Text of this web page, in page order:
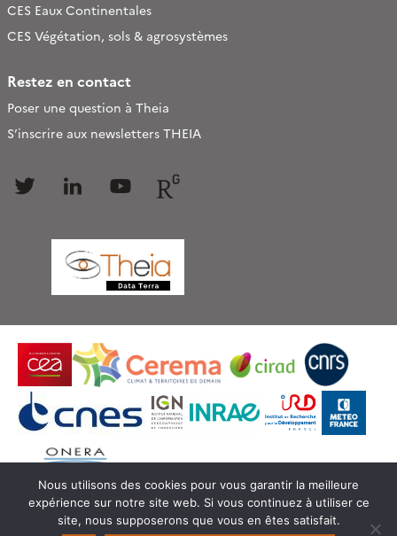
CES Eaux Continentales
CES Végétation, sols & agrosystèmes
Restez en contact
Poser une question à Theia
S’inscrire aux newsletters THEIA
Follow Follow
© Copyright Theia -SEDOO (Service de Données
Nous utilisons des cookies pour vous garantir la meilleure
expérience sur notre site web. Si vous continuez à utiliser ce
site, nous supposerons que vous en êtes satisfait.